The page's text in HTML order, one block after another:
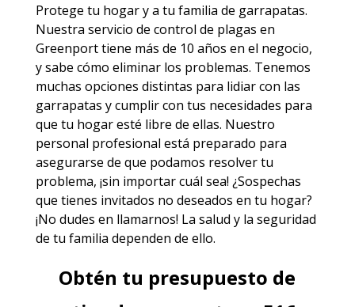
Protege tu hogar y a tu familia de garrapatas.
Nuestra servicio de control de plagas en
Greenporttiene más de 10 años en el negocio,
y sabe cómo eliminar los problemas. Tenemos
muchas opciones distintas para lidiar con las
garrapatas y cumplir con tus necesidades para
que tu hogar esté libre de ellas. Nuestro
personal profesional está preparado para
asegurarse de que podamos resolver tu
problema, ¡sin importar cuál sea! ¿Sospechas
que tienes invitados no deseados en tu hogar?
¡No dudes en llamarnos! La salud y la seguridad
de tu familia dependen de ello.
Obtén tu presupuesto de